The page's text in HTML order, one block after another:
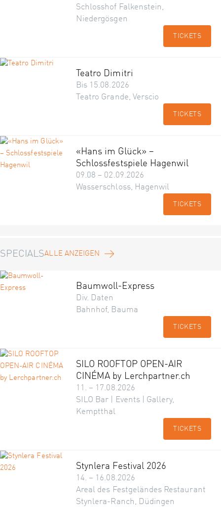
Schlosshof Falkenstein,
Niedergösgen
TICKETS
Teatro Dimitri
Bis 15.08.2026
Teatro Grande, Verscio
TICKETS
«Hans im Glück» –
Schlossfestspiele Hagenwil
09.08 – 02.09.2026
Wasserschloss, Hagenwil
TICKETS
SPECIALSALLE ANZEIGEN
Baumwoll-Express
Div. Daten
Bahnhof, Bauma
TICKETS
SILO ROOFTOP OPEN-AIR
CINÉMA by Lerchpartner.ch
11. – 17.08.2026
SILO Bar | Events | Gallery,
Kemptthal
TICKETS
Stynlera Festival 2026
14. – 16.08.2026
Areal des Festgeländes Restaurant
Stynlera-Ranch, Düdingen